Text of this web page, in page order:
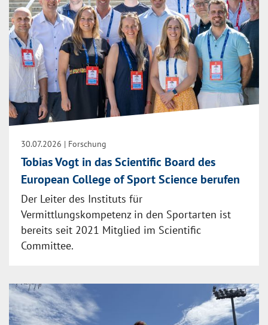
30.07.2026 | Forschung
Tobias Vogt in das Scientific Board des
European College of Sport Science berufen
Der Leiter des Instituts für
Vermittlungskompetenz in den Sportarten ist
bereits seit 2021 Mitglied im Scientific
Committee.